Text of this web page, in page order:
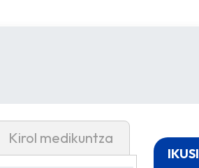
Kirol medikuntza
IKUSI